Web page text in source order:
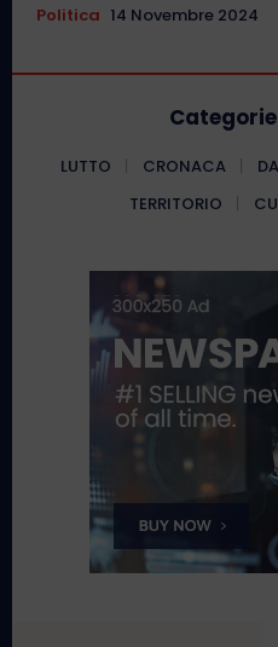
Politica 14 Novembre 2024
LUTTO CRONACA
TERRITORIO